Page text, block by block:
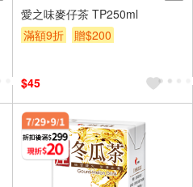
愛之味麥仔茶 TP250ml
滿額9折
贈$200
$45